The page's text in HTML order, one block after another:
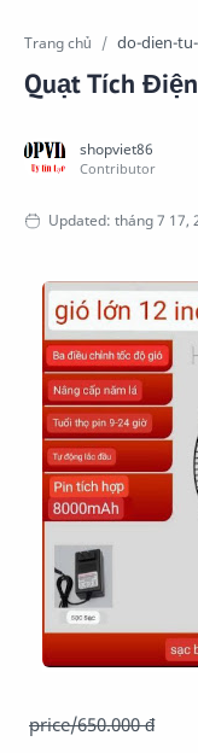
Trang chủ do-dien-
Quạt Tích
price/650.000 đ